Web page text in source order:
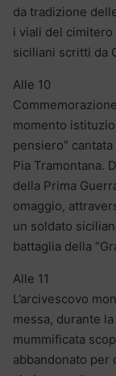
da tradizione
i viali del cimitero
siciliani scritti da
Alle 10
momento
pensiero”
Pia Tramontana.
della Prima
omaggio,
un soldato
battaglia della
Alle 11
L’arcivescovo
messa, durante
mummificata
abbandonato per